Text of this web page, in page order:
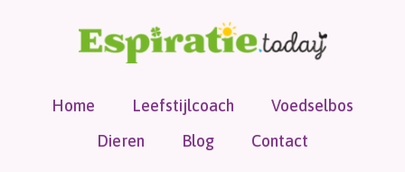
Home Leefstijlcoach
Voedselbos
Dieren
Blog Contact